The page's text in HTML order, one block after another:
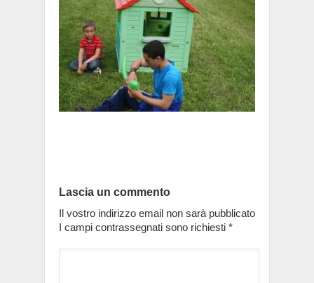
Lascia un commento
Il vostro indirizzo email non sarà pubblicato
I campi contrassegnati sono richiesti *